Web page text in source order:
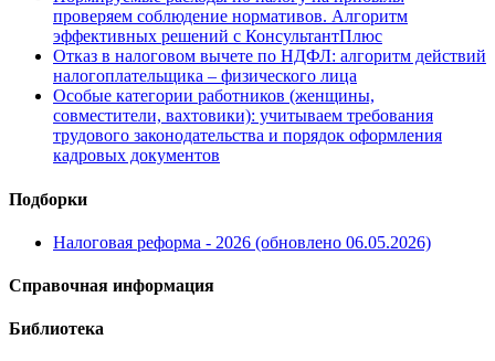
проверяем соблюдение нормативов. Алгоритм
эффективных решений с КонсультантПлюс
Отказ в налоговом вычете по НДФЛ: алгоритм действий
налогоплательщика – физического лица
Особые категории работников (женщины,
совместители, вахтовики): учитываем требования
трудового законодательства и порядок оформления
кадровых документов
Подборки
Налоговая реформа - 2026 (обновлено 06.05.2026)
Справочная информация
Библиотека